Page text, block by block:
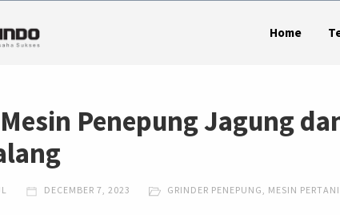
Home
Penepung Jagung
DECEMBER 7, 2023 GRINDER PENEPUNG, MESIN